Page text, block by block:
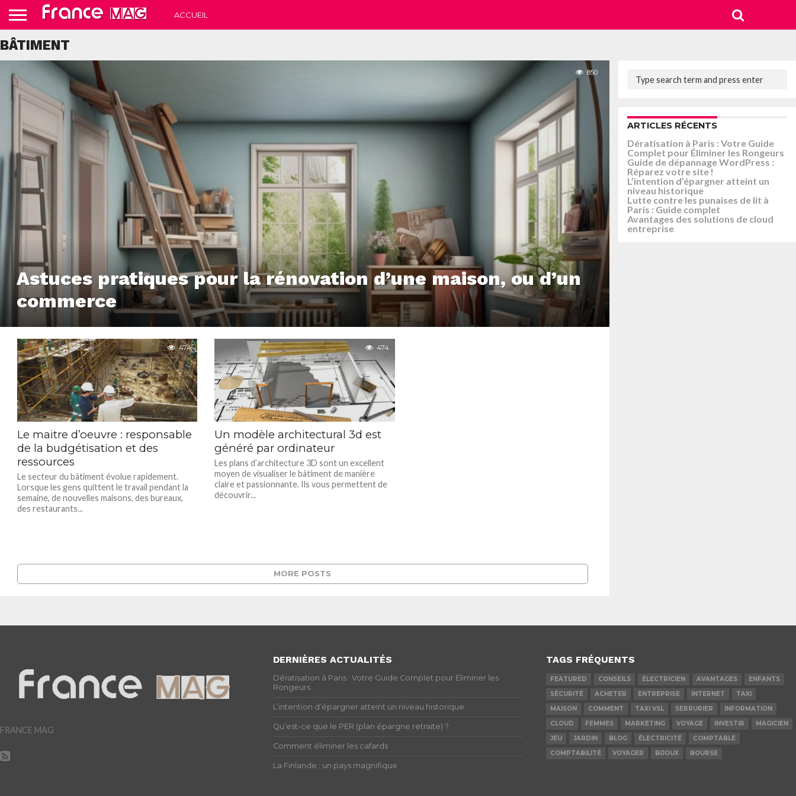
ACCUEIL
BÂTIMENT
Astuces pratiques pour la rénovation d’une maison, ou d’un
commerce
850
474
Le maitre d’oeuvre : responsable
de la budgétisation et des
ressources
Le secteur du bâtiment évolue rapidement.
Lorsque les gens quittent le travail pendant la
semaine, de nouvelles maisons, des bureaux,
des restaurants...
474
Un modèle architectural 3d est
généré par ordinateur
Les plans d’architecture 3D sont un excellent
moyen de visualiser le bâtiment de manière
claire et passionnante. Ils vous permettent de
découvrir...
MORE POSTS
ARTICLES RÉCENTS
Dératisation à Paris : Votre Guide
Complet pour Éliminer les Rongeurs
Guide de dépannage WordPress :
Réparez votre site !
L’intention d’épargner atteint un
niveau historique
Lutte contre les punaises de lit à
Paris : Guide complet
Avantages des solutions de cloud
entreprise
FRANCE MAG
DERNIÈRES ACTUALITÉS
Dératisation à Paris : Votre Guide Complet pour Éliminer les
Rongeurs
L’intention d’épargner atteint un niveau historique
Qu’est-ce que le PER (plan épargne retraite) ?
Comment éliminer les cafards
La Finlande : un pays magnifique
TAGS FRÉQUENTS
FEATURED CONSEILS ÉLECTRICIEN AVANTAGES
ENFANTS
SÉCURITÉ
ACHETER ENTREPRISE INTERNET
TAXI
MAISON
COMMENT TAXI VSL SERRURIER
INFORMATION
CLOUD
FEMMES MARKETING VOYAGE INVESTIR
MAGICIEN
JEU
JARDIN BLOG ÉLECTRICITÉ
COMPTABLE
COMPTABILITÉ
VOYAGER BIJOUX BOURSE